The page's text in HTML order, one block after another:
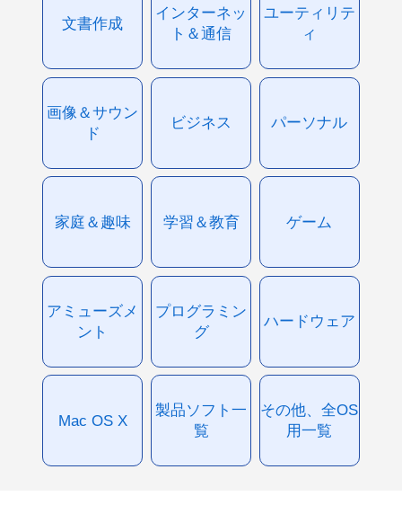
文書作成
インターネッ
ト＆通信
ユーティリテ
ィ
画像＆サウン
ド
ビジネス パーソナル
家庭＆趣味 学習＆教育 ゲーム
アミューズメ
ント
プログラミン
グ
ハードウェア
Mac OS X
製品ソフト一
覧
その他、全OS
用一覧